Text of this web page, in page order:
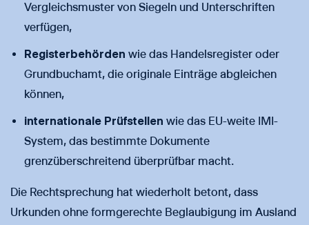
Vergleichsmuster von Siegeln und Unterschriften
verfügen,
Registerbehörden wie das Handelsregister oder
Grundbuchamt, die originale Einträge abgleichen
können,
internationale Prüfstellen wie das EU-weite IMI-
System, das bestimmte Dokumente
grenzüberschreitend überprüfbar macht.
Die Rechtsprechung hat wiederholt betont, dass
Urkunden ohne formgerechte Beglaubigung im Ausland